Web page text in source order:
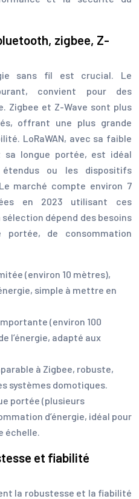
zigbee, Z-
sans fil est crucial. Le
convient pour des
Zigbee et Z-Wave sont plus
offrant une plus grande
LoRaWAN, avec sa faible
sa longue portée, est idéal
ou les dispositifs
marché compte environ 7
en 2023 utilisant ces
dépend des besoins
de consommation
(environ 10 mètres),
simple à mettre en
(environ 100
l’énergie, adapté aux
à Zigbee, robuste,
systèmes domotiques.
portée (plusieurs
d’énergie, idéal pour
échelle.
et fiabilité
la robustesse et la fiabilité